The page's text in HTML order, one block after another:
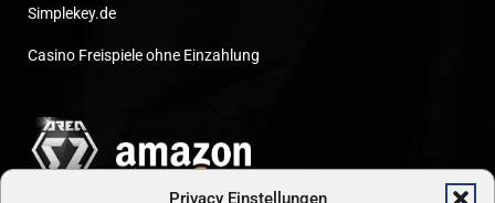
Privacy Einstellungen
Simplekey.de
Casino Freispiele ohne Einzahlung